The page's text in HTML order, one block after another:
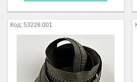
53228.001